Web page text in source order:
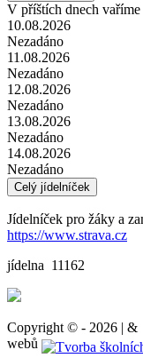
V příštích dnech vaříme
10.08.2026
Nezadáno
11.08.2026
Nezadáno
12.08.2026
Nezadáno
13.08.2026
Nezadáno
14.08.2026
Nezadáno
Celý jídelníček
Jídelníček pro žáky a
https://www.strava.cz
jídelna 11162
Copyright © - 2026 | &
webů